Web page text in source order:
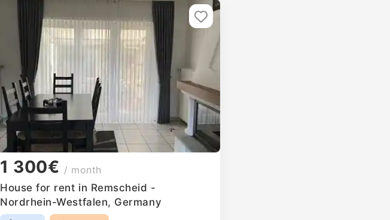
1 300€ / month
House for rent in Remscheid -
Nordrhein-Westfalen, Germany